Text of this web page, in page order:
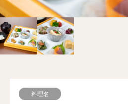
料理名